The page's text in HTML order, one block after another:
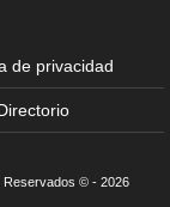
de privacidad
Reservados © - 2026